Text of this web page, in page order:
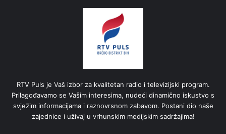
RTV Puls je Vaš izbor za kvalitetan radio i televizijski program.
Prilagođavamo se Vašim interesima, nudeći dinamično iskustvo s
svježim informacijama i raznovrsnom zabavom. Postani dio naše
zajednice i uživaj u vrhunskim medijskim sadržajima!